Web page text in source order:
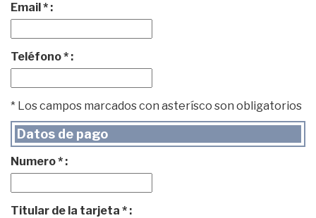
Email * :
Teléfono * :
* Los campos marcados con asterísco son obligatorios
Datos de pago
Numero * :
Titular de la tarjeta * :